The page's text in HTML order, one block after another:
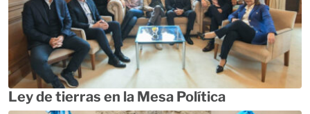
Ley de tierras en la Mesa Política